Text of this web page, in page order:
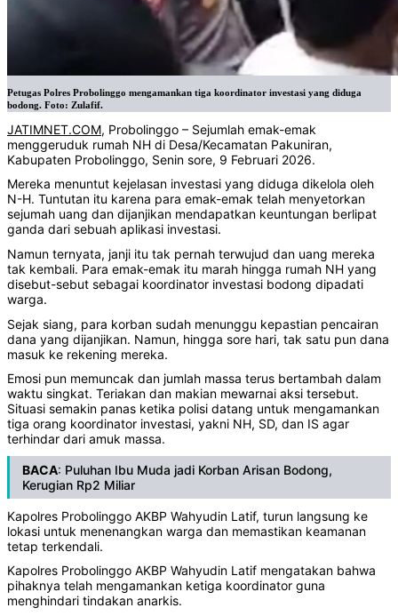
Petugas Polres Probolinggo mengamankan tiga koordinator investasi yang diduga
bodong. Foto: Zulafif.
JATIMNET.COM, Probolinggo – Sejumlah emak-emak
menggeruduk rumah NH di Desa/Kecamatan Pakuniran,
Kabupaten Probolinggo, Senin sore, 9 Februari 2026.
Mereka menuntut kejelasan investasi yang diduga dikelola oleh
N-H. Tuntutan itu karena para emak-emak telah menyetorkan
sejumah uang dan dijanjikan mendapatkan keuntungan berlipat
ganda dari sebuah aplikasi investasi.
Namun ternyata, janji itu tak pernah terwujud dan uang mereka
tak kembali. Para emak-emak itu marah hingga rumah NH yang
disebut-sebut sebagai koordinator investasi bodong dipadati
warga.
Sejak siang, para korban sudah menunggu kepastian pencairan
dana yang dijanjikan. Namun, hingga sore hari, tak satu pun dana
masuk ke rekening mereka.
Emosi pun memuncak dan jumlah massa terus bertambah dalam
waktu singkat. Teriakan dan makian mewarnai aksi tersebut.
Situasi semakin panas ketika polisi datang untuk mengamankan
tiga orang koordinator investasi, yakni NH, SD, dan IS agar
terhindar dari amuk massa.
BACA: Puluhan Ibu Muda jadi Korban Arisan Bodong,
Kerugian Rp2 Miliar
‎Kapolres Probolinggo AKBP Wahyudin Latif, turun langsung ke
lokasi untuk menenangkan warga dan memastikan keamanan
tetap terkendali.
‎Kapolres Probolinggo AKBP Wahyudin Latif mengatakan bahwa
pihaknya telah mengamankan ketiga koordinator guna
menghindari tindakan anarkis.